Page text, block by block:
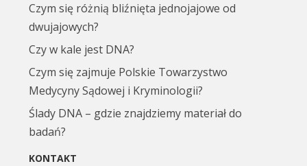
Czym się różnią bliźnięta jednojajowe od
dwujajowych?
Czy w kale jest DNA?
Czym się zajmuje Polskie Towarzystwo
Medycyny Sądowej i Kryminologii?
Ślady DNA – gdzie znajdziemy materiał do
badań?
KONTAKT